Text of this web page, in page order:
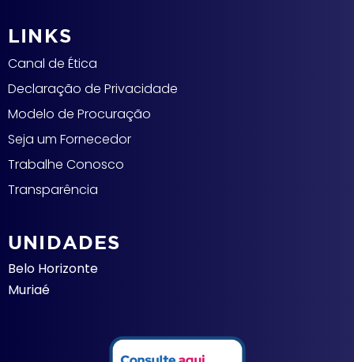
LINKS
Canal de Ética
Declaração de Privacidade
Modelo de Procuração
Seja um Fornecedor
Trabalhe Conosco
Transparência
UNIDADES
Belo Horizonte
Muriaé